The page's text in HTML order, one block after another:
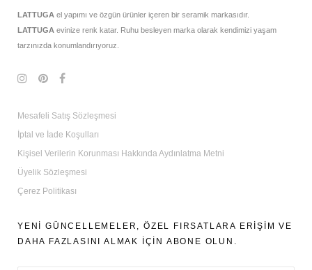
LATTUGA el yapımı ve özgün ürünler içeren bir seramik markasıdır.
LATTUGA evinize renk katar. Ruhu besleyen marka olarak kendimizi yaşam
tarzınızda konumlandırıyoruz.
Mesafeli Satış Sözleşmesi
İptal ve İade Koşulları
Kişisel Verilerin Korunması Hakkında Aydınlatma Metni
Üyelik Sözleşmesi
Çerez Politikası
YENİ GÜNCELLEMELER, ÖZEL FIRSATLARA ERİŞİM VE
DAHA FAZLASINI ALMAK İÇİN ABONE OLUN.